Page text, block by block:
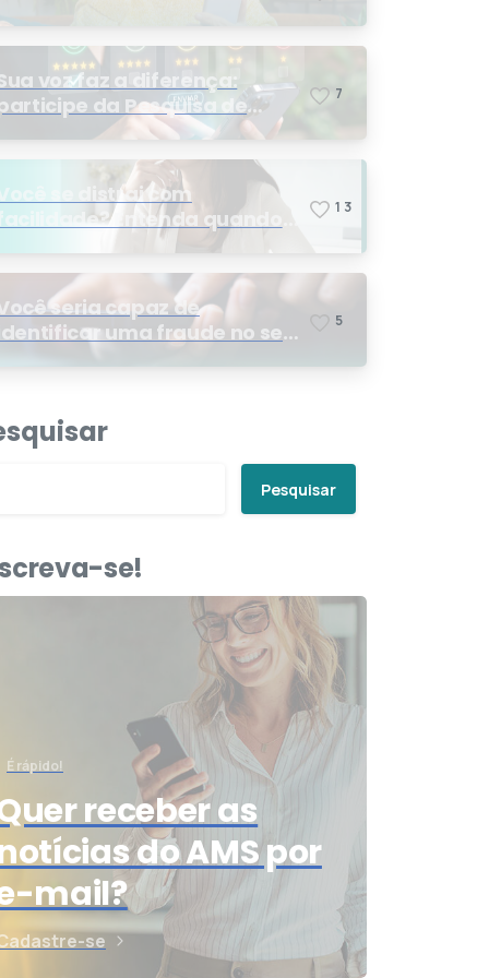
voz faz a diferença:
da Pesquisa de
2026
7
se distrai com
Entenda quando
sinais podem indicar TDAH
1 3
seria capaz de
uma fraude no seu
de saúde?
5
Pesquisar
se!
É rápido!
receber as
do AMS por
mail?
se